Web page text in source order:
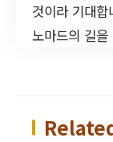
것이라 기대
노마드의 길